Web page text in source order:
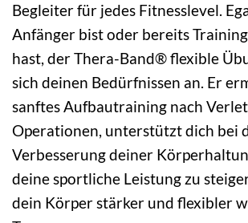
Begleiter für jedes Fitnesslevel.
Anfänger bist oder bereits
hast, der Thera-Band® flexible
sich deinen Bedürfnissen an. Er
sanftes Aufbautraining nach
Operationen, unterstützt dich bei
Verbesserung deiner
deine sportliche Leistung zu
dein Körper stärker und flexibler